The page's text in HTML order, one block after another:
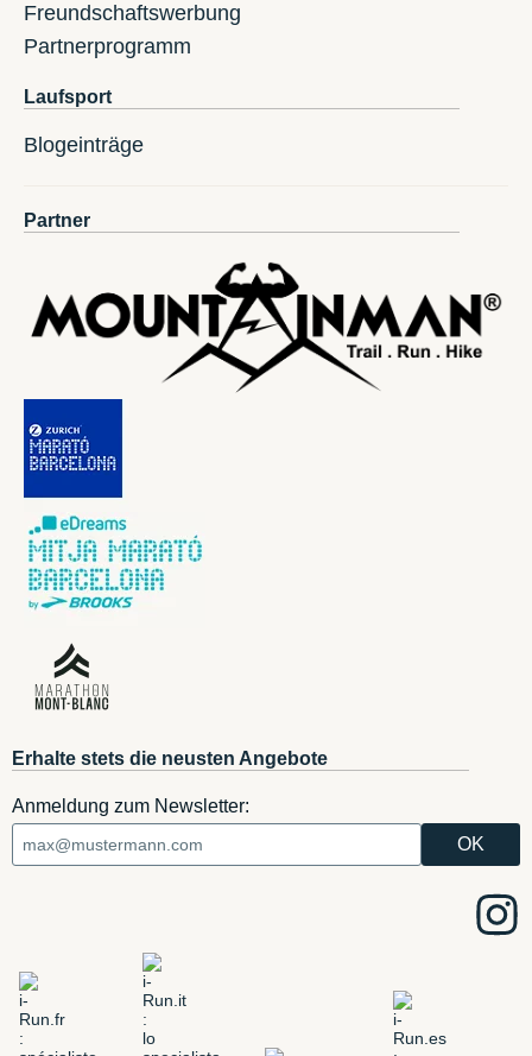
Freundschaftswerbung
Partnerprogramm
Laufsport
Blogeinträge
Partner
Erhalte stets die neusten Angebote
Anmeldung zum Newsletter: